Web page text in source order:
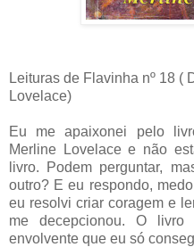
Leituras de Flavinha nº 18 (
Lovelace)
Eu me apaixonei pelo
Merline Lovelace e não
livro. Podem perguntar,
outro? E eu respondo,
eu resolvi criar coragem e
me decepcionou. O
envolvente que eu só